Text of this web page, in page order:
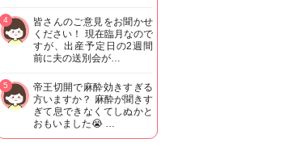
皆さんのご意見をお聞かせ
ください！ 現在臨月なので
すが、出産予定日の2週間
前に夫の送別会が…
4
帝王切開で麻酔効きすぎる
方いますか？ 麻酔が聞きす
ぎて息できなくてしぬかと
おもいました😭 …
5